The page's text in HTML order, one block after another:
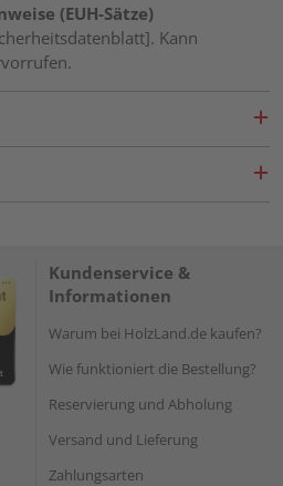
(EUH-Sätze)
Kann
Kundenservice &
Informationen
Warum bei HolzLand.de kaufen?
Wie funktioniert die Bestellung?
Reservierung und Abholung
Versand und Lieferung
Zahlungsarten